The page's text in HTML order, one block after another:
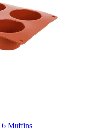
6 Muffins